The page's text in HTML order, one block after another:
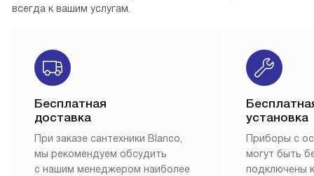
всегда к вашим услугам.
Бесплатная
доставка
При заказе сантехники Blanco,
мы рекомендуем обсудить
с нашим менеджером наиболее
установка
Приборы с
могут быть
подключены